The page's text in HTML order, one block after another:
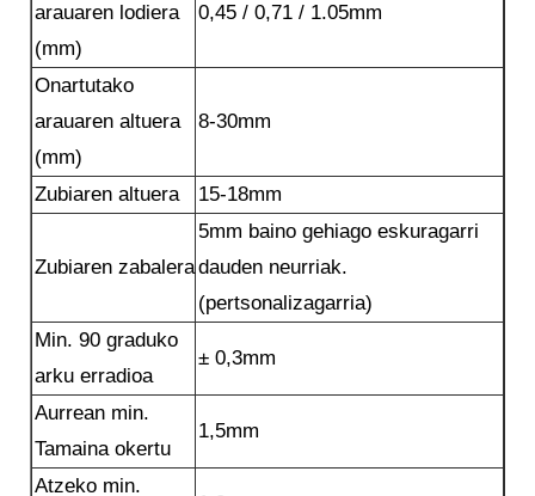
arauaren lodiera
(mm)
0,45 / 0,71 / 1.05mm
Onartutako
arauaren altuera
(mm)
8-30mm
Zubiaren altuera 15-18mm
Zubiaren zabalera
5mm baino gehiago eskuragarri
dauden neurriak.
(pertsonalizagarria)
Min. 90 graduko
arku erradioa
± 0,3mm
Aurrean min.
Tamaina okertu
1,5mm
Atzeko min.